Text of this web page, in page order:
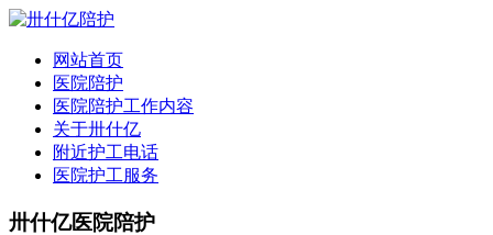
网站首页
医院陪护
医院陪护工作内容
关于卅什亿
附近护工电话
医院护工服务
卅什亿医院陪护